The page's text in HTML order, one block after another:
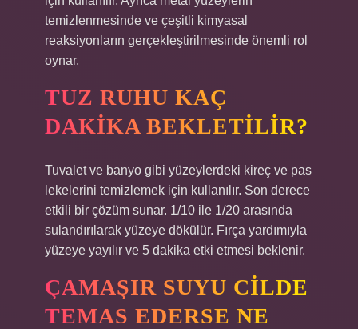
temizlenmesinde ve çeşitli kimyasal
reaksiyonların gerçekleştirilmesinde önemli rol
oynar.
TUZ RUHU KAÇ
DAKIKA BEKLETILIR?
Tuvalet ve banyo gibi yüzeylerdeki kireç ve pas
lekelerini temizlemek için kullanılır. Son derece
etkili bir çözüm sunar. 1/10 ile 1/20 arasında
sulandırılarak yüzeye dökülür. Fırça yardımıyla
yüzeye yayılır ve 5 dakika etki etmesi beklenir.
ÇAMAŞIR SUYU CILDE
TEMAS EDERSE NE